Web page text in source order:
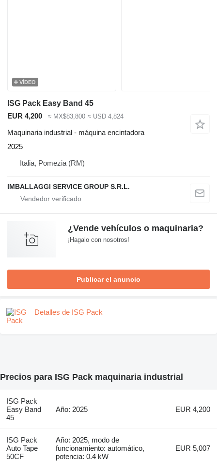
VÍDEO
ISG Pack Easy Band 45
EUR 4,200
≈ MX$83,800 ≈ USD 4,824
Maquinaria industrial - máquina encintadora
2025
Italia, Pomezia (RM)
IMBALLAGGI SERVICE GROUP S.R.L.
¿Vende vehículos o maquinaria?
¡Hagalo con nosotros!
Publicar el anuncio
Detalles de ISG Pack
Precios para ISG Pack maquinaria industrial
ISG Pack
Easy Band
45
Año: 2025 EUR 4,200
ISG Pack
Auto Tape
50CF
Año: 2025, modo de
funcionamiento: automático,
potencia: 0.4 kW
EUR 5,007